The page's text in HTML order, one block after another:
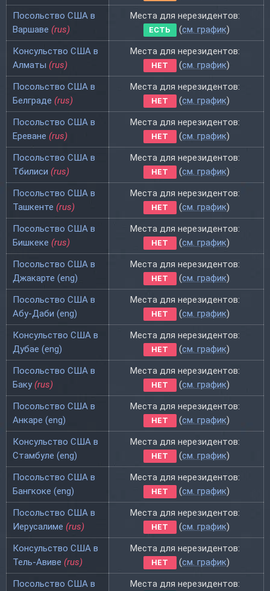
Посольство США в
Варшаве (rus)
Места для нерезидентов:
ЕСТЬ (см. график)
Консульство США в
Алматы (rus)
Места для нерезидентов:
НЕТ (см. график)
Посольство США в
Белграде (rus)
Места для нерезидентов:
НЕТ (см. график)
Посольство США в
Ереване (rus)
Места для нерезидентов:
НЕТ (см. график)
Посольство США в
Тбилиси (rus)
Места для нерезидентов:
НЕТ (см. график)
Посольство США в
Ташкенте (rus)
Места для нерезидентов:
НЕТ (см. график)
Посольство США в
Бишкеке (rus)
Места для нерезидентов:
НЕТ (см. график)
Посольство США в
Джакарте (eng)
Места для нерезидентов:
НЕТ (см. график)
Посольство США в
Абу-Даби (eng)
Места для нерезидентов:
НЕТ (см. график)
Консульство США в
Дубае (eng)
Места для нерезидентов:
НЕТ (см. график)
Посольство США в
Баку (rus)
Места для нерезидентов:
НЕТ (см. график)
Посольство США в
Анкаре (eng)
Места для нерезидентов:
НЕТ (см. график)
Консульство США в
Стамбуле (eng)
Места для нерезидентов:
НЕТ (см. график)
Посольство США в
Бангкоке (eng)
Места для нерезидентов:
НЕТ (см. график)
Посольство США в
Иерусалиме (rus)
Места для нерезидентов:
НЕТ (см. график)
Консульство США в
Тель-Авиве (rus)
Места для нерезидентов:
НЕТ (см. график)
Посольство США в
Места для нерезидентов: